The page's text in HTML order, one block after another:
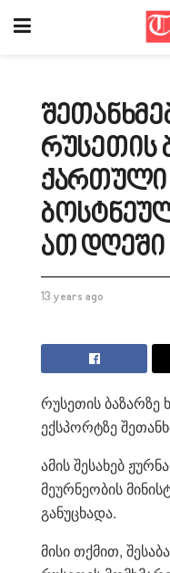
რუსეთის
ათ დღეში
13 years ago
რუსეთის
ექსპორტზე
ამის შესახებ
მეურნეობის
განუცხადა.
მისი თქმით,